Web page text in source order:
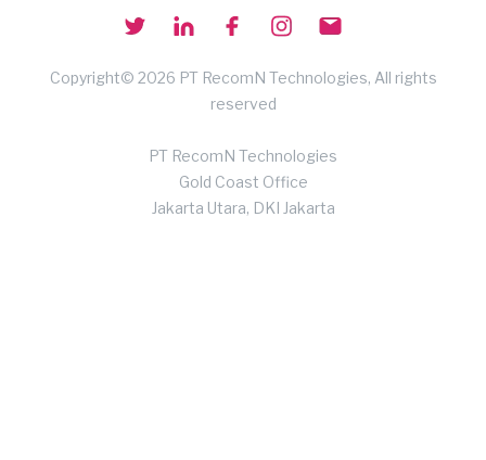
Copyright© 2026 PT RecomN Technologies, All rights
reserved
PT RecomN Technologies
Gold Coast Office
Jakarta Utara, DKI Jakarta